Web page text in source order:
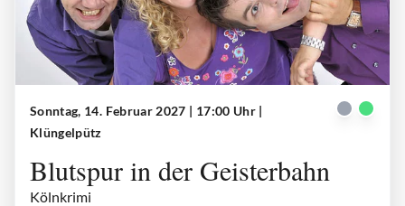
Sonntag, 14. Februar 2027 | 17:00 Uhr |
Klüngelpütz
Blutspur in der Geisterbahn
Kölnkrimi